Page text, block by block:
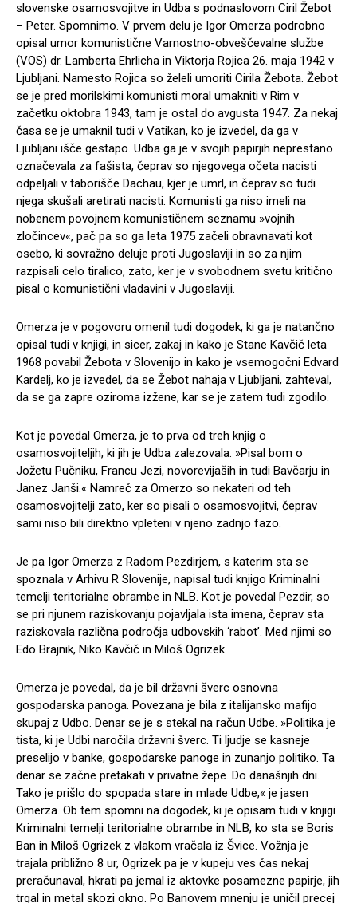
slovenske osamosvojitve in Udba s podnaslovom Ciril Žebot
– Peter. Spomnimo. V prvem delu je Igor Omerza podrobno
opisal umor komunistične Varnostno-obveščevalne službe
(VOS) dr. Lamberta Ehrlicha in Viktorja Rojica 26. maja 1942 v
Ljubljani. Namesto Rojica so želeli umoriti Cirila Žebota. Žebot
se je pred morilskimi komunisti moral umakniti v Rim v
začetku oktobra 1943, tam je ostal do avgusta 1947. Za nekaj
časa se je umaknil tudi v Vatikan, ko je izvedel, da ga v
Ljubljani išče gestapo. Udba ga je v svojih papirjih neprestano
označevala za fašista, čeprav so njegovega očeta nacisti
odpeljali v taborišče Dachau, kjer je umrl, in čeprav so tudi
njega skušali aretirati nacisti. Komunisti ga niso imeli na
nobenem povojnem komunističnem seznamu »vojnih
zločincev«, pač pa so ga leta 1975 začeli obravnavati kot
osebo, ki sovražno deluje proti Jugoslaviji in so za njim
razpisali celo tiralico, zato, ker je v svobodnem svetu kritično
pisal o komunistični vladavini v Jugoslaviji.
Omerza je v pogovoru omenil tudi dogodek, ki ga je natančno
opisal tudi v knjigi, in sicer, zakaj in kako je Stane Kavčič leta
1968 povabil Žebota v Slovenijo in kako je vsemogočni Edvard
Kardelj, ko je izvedel, da se Žebot nahaja v Ljubljani, zahteval,
da se ga zapre oziroma izžene, kar se je zatem tudi zgodilo.
Kot je povedal Omerza, je to prva od treh knjig o
osamosvojiteljih, ki jih je Udba zalezovala. »Pisal bom o
Jožetu Pučniku, Francu Jezi, novorevijaših in tudi Bavčarju in
Janez Janši.« Namreč za Omerzo so nekateri od teh
osamosvojitelji zato, ker so pisali o osamosvojitvi, čeprav
sami niso bili direktno vpleteni v njeno zadnjo fazo.
Je pa Igor Omerza z Radom Pezdirjem, s katerim sta se
spoznala v Arhivu R Slovenije, napisal tudi knjigo Kriminalni
temelji teritorialne obrambe in NLB. Kot je povedal Pezdir, so
se pri njunem raziskovanju pojavljala ista imena, čeprav sta
raziskovala različna področja udbovskih ‘rabot’. Med njimi so
Edo Brajnik, Niko Kavčič in Miloš Ogrizek.
Omerza je povedal, da je bil državni šverc osnovna
gospodarska panoga. Povezana je bila z italijansko mafijo
skupaj z Udbo. Denar se je s stekal na račun Udbe. »Politika je
tista, ki je Udbi naročila državni šverc. Ti ljudje se kasneje
preselijo v banke, gospodarske panoge in zunanjo politiko. Ta
denar se začne pretakati v privatne žepe. Do današnjih dni.
Tako je prišlo do spopada stare in mlade Udbe,« je jasen
Omerza. Ob tem spomni na dogodek, ki je opisam tudi v knjigi
Kriminalni temelji teritorialne obrambe in NLB, ko sta se Boris
Ban in Miloš Ogrizek z vlakom vračala iz Švice. Vožnja je
trajala približno 8 ur, Ogrizek pa je v kupeju ves čas nekaj
preračunaval, hkrati pa jemal iz aktovke posamezne papirje, jih
trgal in metal skozi okno. Po Banovem mnenju je uničil precej